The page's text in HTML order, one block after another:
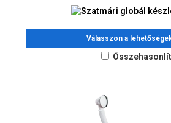
Válasszon a